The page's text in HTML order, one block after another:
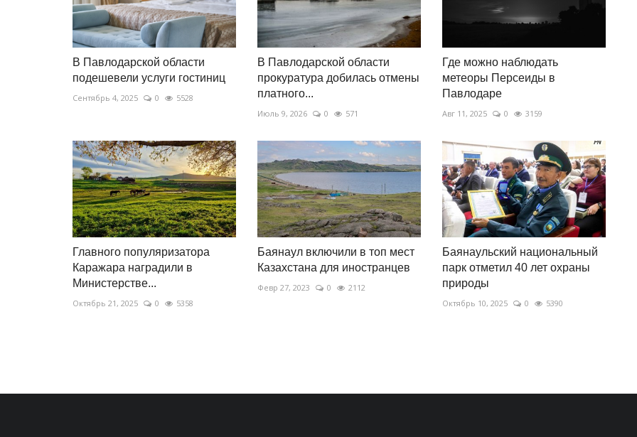
В Павлодарской области
подешевели услуги гостиниц
Сентябрь 4, 2025 0 5528
В Павлодарской области
прокуратура добилась отмены
платного...
Июль 9, 2026 0 571
Где можно наблюдать
метеоры Персеиды в
Павлодаре
Авг 11, 2025 0 3159
Главного популяризатора
Каражара наградили в
Министерстве...
Октябрь 21, 2025 0 5358
Баянаул включили в топ мест
Казахстана для иностранцев
Февр 27, 2023 0 2112
Баянаульский национальный
парк отметил 40 лет охраны
природы
Октябрь 10, 2025 0 5390